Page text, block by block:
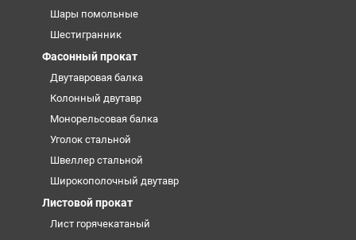
Шары помольные
Шестигранник
Фасонный прокат
Двутавровая балка
Колонный двутавр
Монорельсовая балка
Уголок стальной
Швеллер стальной
Широкополочный двутавр
Листовой прокат
Лист горячекатаный